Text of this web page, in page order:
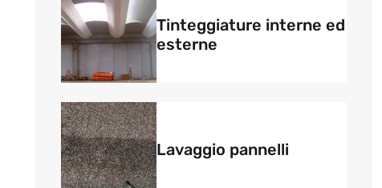
Tinteggiature interne ed
esterne
Lavaggio pannelli